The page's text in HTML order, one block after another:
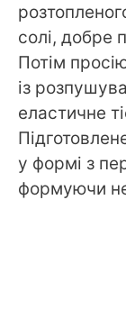
солі, добре
Потім
із
еластичне
у формі з
формуючи